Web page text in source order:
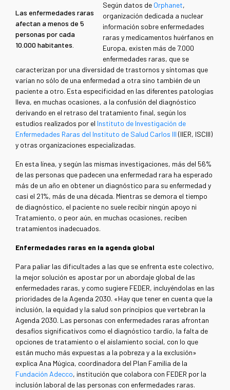
Las enfermedades raras
afectan a menos de 5
personas por cada
10.000 habitantes.
Según datos de Orphanet,
organización dedicada a nuclear
información sobre enfermedades
raras y medicamentos huérfanos en
Europa,​​ existen más de 7.000
enfermedades raras, que se
caracterizan por una diversidad de trastornos y síntomas que
varían no sólo de una enfermedad a otra sino también de un
paciente a otro. Esta especificidad en las diferentes patologías
lleva, en muchas ocasiones, a la confusión del diagnóstico
derivando en el retraso del tratamiento final, según los
estudios realizados por el Instituto de Investigación de
Enfermedades Raras del Instituto de Salud Carlos III (IIER, ISCIII)
y otras organizaciones especializadas.
En esta línea, y según las mismas investigaciones, más del 56%
de las personas que padecen una enfermedad rara ha esperado
más de un año en obtener un diagnóstico para su enfermedad y
casi el 21%, más de una década. Mientras se demora el tiempo
de diagnóstico, el paciente no suele recibir ningún apoyo ni
Tratamiento, o peor aún, en muchas ocasiones, reciben
tratamientos inadecuados.
Enfermedades raras en la agenda global
Para paliar las dificultades a las que se enfrenta este colectivo,
la mejor solución es apostar por un abordaje global de las
enfermedades raras, y como sugiere FEDER, incluyéndolas en las
prioridades de la Agenda 2030. «Hay que tener en cuenta que la
inclusión, la equidad y la salud son principios que vertebran la
Agenda 2030. Las personas con enfermedades raras afrontan
desafíos significativos como el diagnóstico tardío, la falta de
opciones de tratamiento o el aislamiento social, con lo que
están mucho más expuestas a la pobreza y a la exclusión»
explica Ana Múgica, coordinadora del Plan Familia de la
Fundación Adecco, institución que colabora con FEDER por la
inclusión laboral de las personas con enfermedades raras.